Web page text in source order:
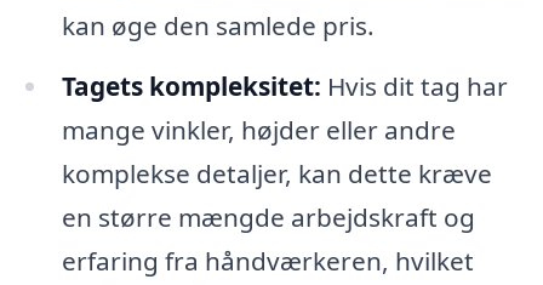
kan øge den samlede pris.
Tagets kompleksitet: Hvis dit tag har
mange vinkler, højder eller andre
komplekse detaljer, kan dette kræve
en større mængde arbejdskraft og
erfaring fra håndværkeren, hvilket